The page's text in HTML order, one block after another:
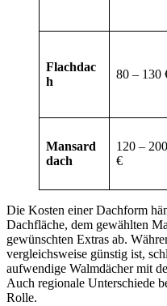
Flachdac
h
80 – 130
Mansard
dach
120 – 200
€
Die Kosten einer Dachform
Dachfläche, dem gewählten
gewünschten Extras ab.
vergleichsweise günstig ist,
aufwendige Walmdächer mit
Auch regionale Unterschiede
Rolle.